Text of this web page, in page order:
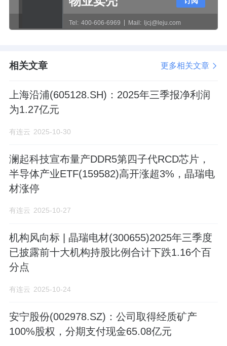
具体来看，自安宁股份首次发布定增预案董事
在28.76- 51.27元/股区间。其中，股价在40元/
股以上的交易日为151天，股价在35-40元/股的
交易日为154天，股价在30-35元/股的交易日为
股价的较低水平。
可募集资金49.8亿元、42.11亿元及36.09亿
元。届时发行时，若安宁股份股价依旧处于目
前较低水平，则公司将无法募足资金。
截至2023年9月30日，安宁股份收盘价为33.93
元/股，总市值为136.06亿元，按照30%的新股
Tel: 400-606-6969 Mail: ljcj@leju.com
相关文章 更多相关文章
上海沿浦(605128.SH)：2025年三季报净利润
为1.27亿元
有连云 2025-10-30
澜起科技宣布量产DDR5第四子代RCD芯片，
半导体产业ETF(159582)高开涨超3%，晶瑞电
材涨停
有连云 2025-10-27
机构风向标 | 晶瑞电材(300655)2025年三季度
已披露前十大机构持股比例合计下跌1.16个百
分点
有连云 2025-10-24
安宁股份(002978.SZ)：公司取得经质矿产
100%股权，分期支付现金65.08亿元